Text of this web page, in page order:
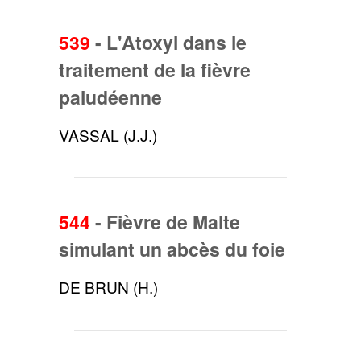
539 - L'Atoxyl dans le
traitement de la fièvre
paludéenne
VASSAL (J.J.)
544 - Fièvre de Malte
simulant un abcès du foie
DE BRUN (H.)